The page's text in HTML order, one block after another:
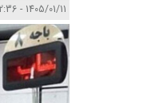
1405/01/11 - 12:36 - کد خبر: 158530